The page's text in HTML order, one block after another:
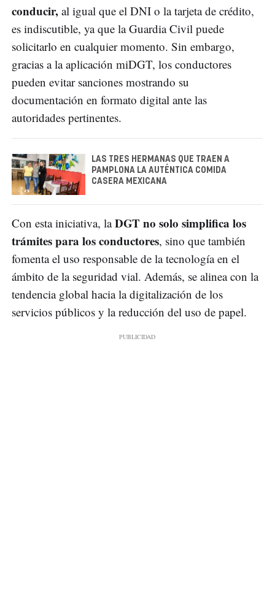
conducir, al igual que el DNI o la tarjeta de crédito,
es indiscutible, ya que la Guardia Civil puede
solicitarlo en cualquier momento. Sin embargo,
gracias a la aplicación miDGT, los conductores
pueden evitar sanciones mostrando su
documentación en formato digital ante las
autoridades pertinentes.
LAS TRES HERMANAS QUE TRAEN A
PAMPLONA LA AUTÉNTICA COMIDA
CASERA MEXICANA
Con esta iniciativa, laDGT no solo simplifica los
trámites para los conductores, sino que también
fomenta el uso responsable de la tecnología en el
ámbito de la seguridad vial. Además, se alinea con la
tendencia global hacia la digitalización de los
servicios públicos y la reducción del uso de papel.